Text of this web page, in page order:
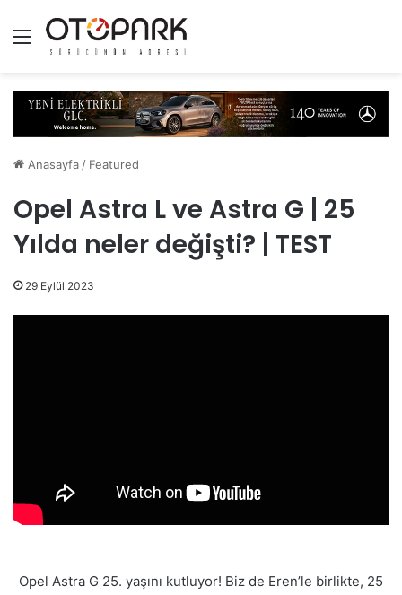
Menü
Anasayfa / Featured
Opel Astra L ve Astra G | 25
Yılda neler değişti? | TEST
29 Eylül 2023
Opel Astra G 25. yaşını kutluyor! Biz de Eren’le birlikte, 25